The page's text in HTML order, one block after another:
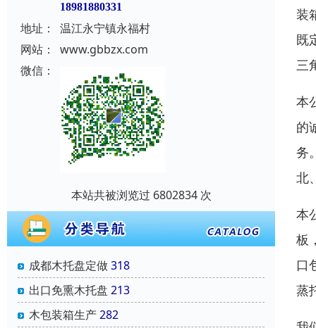
18981880331
地址：
温江永宁镇永福村
网站：
www.gbbzx.com
微信：
本站共被浏览过 6802834 次
成都木托盘定做318
出口免熏木托盘 213
木包装箱生产282
装
既
三
本
的
务
北
本
板
口
蒸